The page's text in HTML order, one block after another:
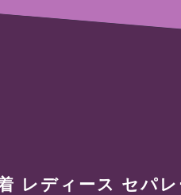
レディース セパ